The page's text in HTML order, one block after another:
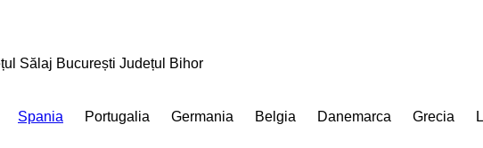
Sălaj București Județul Bihor
Spania Portugalia Germania Belgia Danemarca Grecia